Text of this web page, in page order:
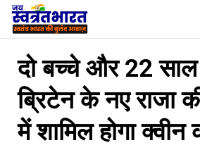
दो बच्चे और 22 साल
ब्रिटेन के नए राजा
में शामिल होगा क्वीन